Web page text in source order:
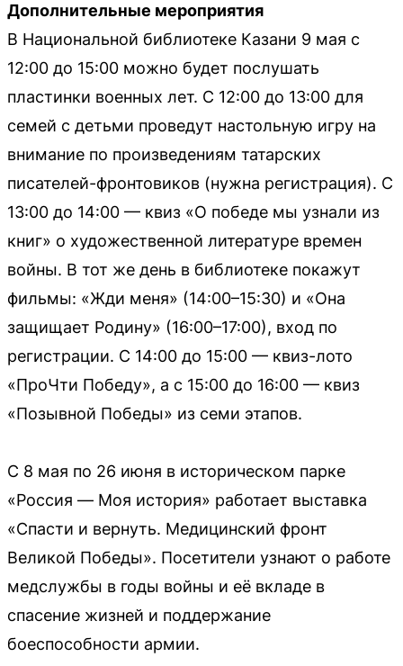
Дополнительные мероприятия
В Национальной библиотеке Казани 9 мая с
12:00 до 15:00 можно будет послушать
пластинки военных лет. С 12:00 до 13:00 для
семей с детьми проведут настольную игру на
внимание по произведениям татарских
писателей-фронтовиков (нужна регистрация). С
13:00 до 14:00 — квиз «О победе мы узнали из
книг» о художественной литературе времен
войны. В тот же день в библиотеке покажут
фильмы: «Жди меня» (14:00–15:30) и «Она
защищает Родину» (16:00–17:00), вход по
регистрации. С 14:00 до 15:00 — квиз-лото
«ПроЧти Победу», а с 15:00 до 16:00 — квиз
«Позывной Победы» из семи этапов.
С 8 мая по 26 июня в историческом парке
«Россия — Моя история» работает выставка
«Спасти и вернуть. Медицинский фронт
Великой Победы». Посетители узнают о работе
медслужбы в годы войны и её вкладе в
спасение жизней и поддержание
боеспособности армии.